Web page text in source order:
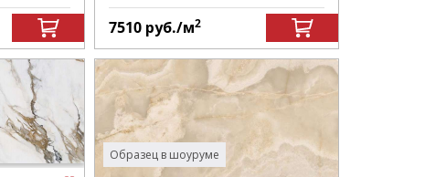
7510 руб./м2
Образец в шоуруме